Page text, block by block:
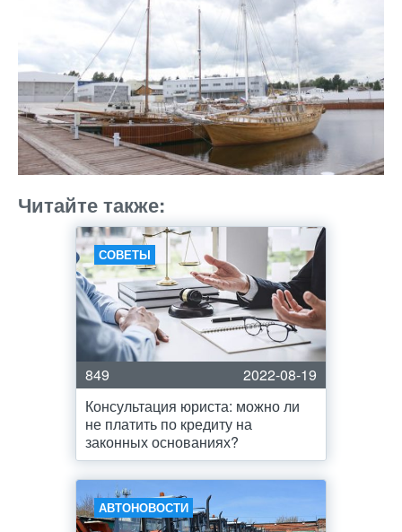
Читайте также:
СОВЕТЫ
849
2022-08-19
Консультация юриста: можно ли
не платить по кредиту на
законных основаниях?
АВТОНОВОСТИ